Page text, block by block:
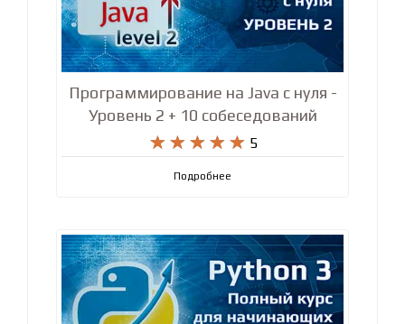
Программирование на Java с нуля -
Уровень 2 + 10 собеседований
    
     5
Подробнее